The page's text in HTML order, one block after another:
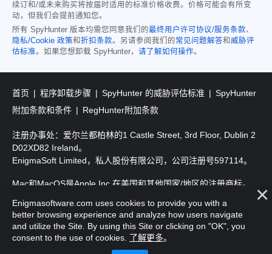
续订和/或未来购买将按届时适用的标准价格收费。价格可能会有所变
动，但我们会提前通知您。
所有 SpyHunter 版本均需您同意我们的最终用户许可协议/服务条款、
隐私/Cookie 政策和折扣条款。另请参阅我们的常见问题解答和威胁评
估标准。如果您想卸载 SpyHunter， 请了解如何操作。
首页 程序卸载步骤 SpyHunter 的威胁评估标准
SpyHunter
附加条款和条件
RegHunter附加条款
注册办事处：爱尔兰都柏林的1 Castle Street, 3rd Floor, Dublin 2
D02XD82 Ireland。
EnigmaSoft Limited，私人股份有限公司，公司注册号597114。
Mac和MacOS是Apple Inc.在美国和其他国家/地区的注册商标。
版权所有2016-2026。EnigmaSoft Ltd. 保留所有权利。
Enigmasoftware.com uses cookies to provide you with a
better browsing experience and analyze how users navigate
and utilize the Site. By using this Site or clicking on "OK", you
consent to the use of cookies. 了解更多。